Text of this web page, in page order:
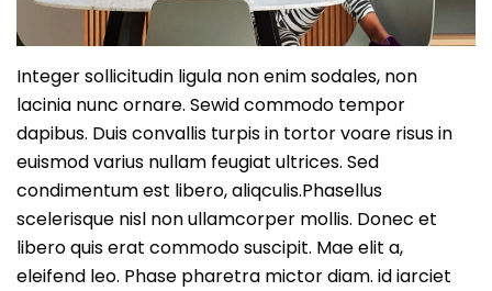
Integer sollicitudin ligula non enim sodales, non
lacinia nunc ornare. Sewid commodo tempor
dapibus. Duis convallis turpis in tortor voare risus in
euismod varius nullam feugiat ultrices. Sed
condimentum est libero, aliqculis.Phasellus
scelerisque nisl non ullamcorper mollis. Donec et
libero quis erat commodo suscipit. Mae elit a,
eleifend leo. Phase pharetra mictor diam. id iarciet